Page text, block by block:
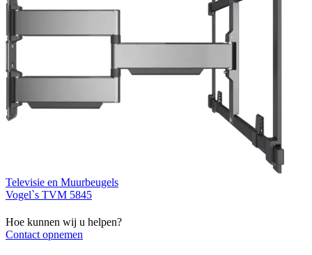
Televisie en Muurbeugels
Vogel`s TVM 5845
Hoe kunnen wij u helpen?
Contact opnemen